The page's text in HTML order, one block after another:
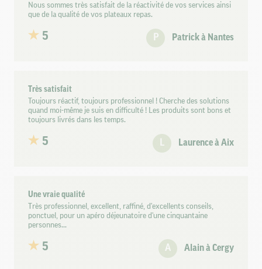
Nous sommes très satisfait de la réactivité de vos services ainsi
que de la qualité de vos plateaux repas.
5 P Patrick à Nantes
Très satisfait
Toujours réactif, toujours professionnel ! Cherche des solutions
quand moi-même je suis en difficulté ! Les produits sont bons et
toujours livrés dans les temps.
5 L Laurence à Aix
Une vraie qualité
Très professionnel, excellent, raffiné, d'excellents conseils,
ponctuel, pour un apéro déjeunatoire d'une cinquantaine
personnes...
5 A Alain à Cergy